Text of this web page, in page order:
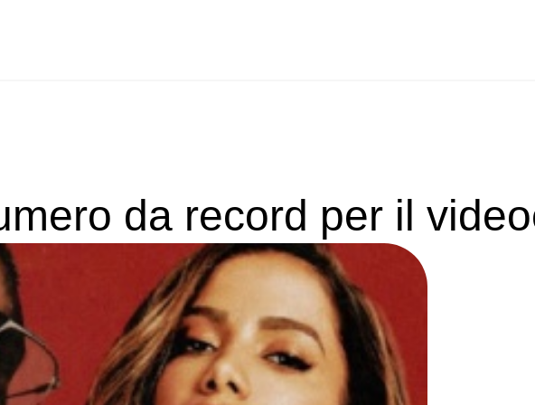
da record per il